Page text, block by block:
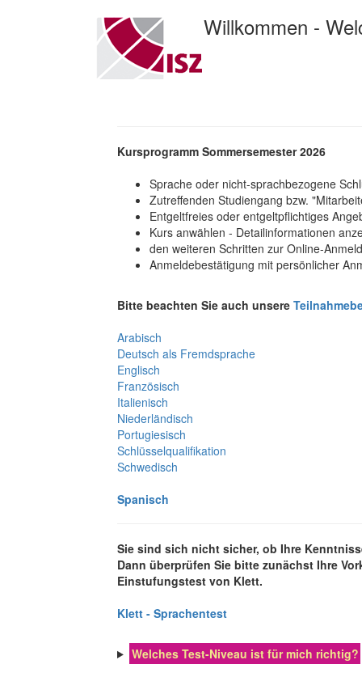
Willkommen -
Kursprogramm Sommersemester 2026
Sprache oder nicht-sprachbezogene
Zutreffenden Studiengang bzw.
Entgeltfreies oder entgeltpflichtiges
Kurs anwählen - Detailinformationen
den weiteren Schritten zur Online-
Anmeldebestätigung mit persönlicher
Bitte beachten Sie auch unsere
Arabisch
Deutsch als Fremdsprache
Englisch
Französisch
Italienisch
Niederländisch
Portugiesisch
Schlüsselqualifikation
Schwedisch
Spanisch
Sie sind sich nicht sicher, ob Ihre
Dann überprüfen Sie bitte zunächst Ihre
Einstufungstest von Klett.
Klett - Sprachentest
Welches Test-Niveau ist für mich richtig?